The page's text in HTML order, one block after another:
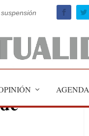
AGENDA